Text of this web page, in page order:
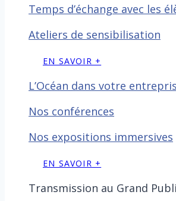
Temps d’échange avec les
Ateliers de sensibilisation
EN SAVOIR +
L’Océan dans votre
Nos conférences
Nos expositions immersives
EN SAVOIR +
Transmission au Grand